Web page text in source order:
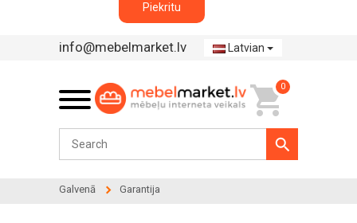
Piekritu
info@mebelmarket.lv Latvian
0
Galvenā Garantija